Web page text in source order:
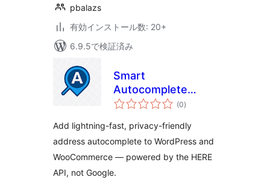
pbalazs
有効インストール数: 20+
6.9.5で検証済み
Smart
Autocomplete
Address
(0個
の
価
)
Add lightning-fast, privacy-friendly
address autocomplete to WordPress and
WooCommerce — powered by the HERE
API, not Google.